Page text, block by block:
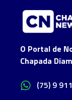
O Portal de
Chapada
(75) 9